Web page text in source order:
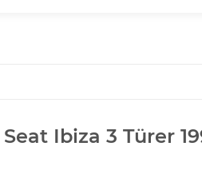
Ibiza 3 Türer